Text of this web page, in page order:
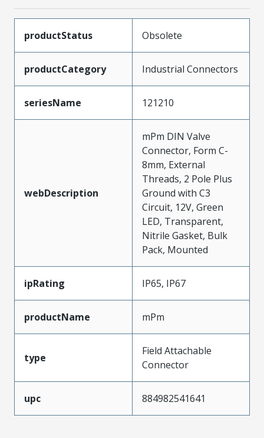
productStatus Obsolete
productCategory Industrial Connectors
seriesName 121210
webDescription
mPm DIN Valve
Connector, Form C-
8mm, External
Threads, 2 Pole Plus
Ground with C3
Circuit, 12V, Green
LED, Transparent,
Nitrile Gasket, Bulk
Pack, Mounted
ipRating IP65, IP67
productName mPm
type
Field Attachable
Connector
upc 884982541641